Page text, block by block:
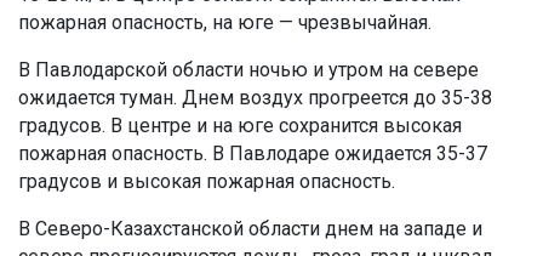
пожарная опасность, на юге — чрезвычайная.
В Павлодарской области ночью и утром на севере
ожидается туман. Днем воздух прогреется до 35-38
градусов. В центре и на юге сохранится высокая
пожарная опасность. В Павлодаре ожидается 35-37
градусов и высокая пожарная опасность.
В Северо-Казахстанской области днем на западе и